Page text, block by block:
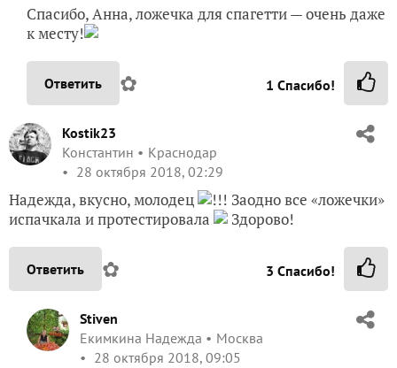
Спасибо, Анна, ложечка для спагетти — очень даже
к месту!
Ответить ✿ 1 Спасибо!
Kostik23
Константин
Краснодар
28 октября 2018, 02:29
Надежда, вкусно, молодец
!!! Заодно все «ложечки»
испачкала и протестировала
Здорово!
Ответить ✿ 3 Спасибо!
Stiven
Екимкина Надежда
Москва
28 октября 2018, 09:05